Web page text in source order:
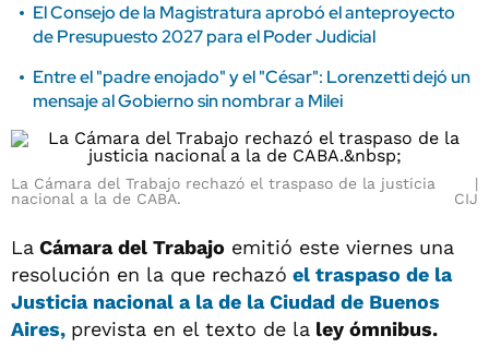
El Consejo de la Magistratura aprobó el anteproyecto
de Presupuesto 2027 para el Poder Judicial
Entre el "padre enojado" y el "César": Lorenzetti dejó un
mensaje al Gobierno sin nombrar a Milei
La Cámara del Trabajo rechazó el traspaso de la justicia
nacional a la de CABA.
CIJ
La Cámara del Trabajo emitió este viernes una
resolución en la que rechazó el traspaso de la
Justicia nacional a la de la Ciudad de Buenos
Aires, prevista en el texto de la ley ómnibus.